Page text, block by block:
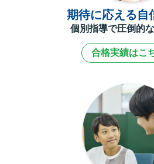
期待に応える自
個別指導で圧倒的
合格実績はこ